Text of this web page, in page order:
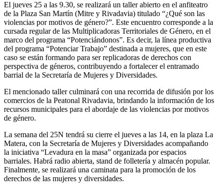
El jueves 25 a las 9.30, se realizará un taller abierto en el anfiteatro
de la Plaza San Martín (Mitre y Rivadavia) titulado “¿Qué son las
violencias por motivos de género?”. Este encuentro corresponde a la
cursada regular de las Multiplicadoras Territoriales de Género, en el
marco del programa “Potenciándonos”. Es decir, la línea productiva
del programa “Potenciar Trabajo” destinada a mujeres, que en este
caso se están formando para ser replicadoras de derechos con
perspectiva de géneros, contribuyendo a fortalecer el entramado
barrial de la Secretaría de Mujeres y Diversidades.
El mencionado taller culminará con una recorrida de difusión por los
comercios de la Peatonal Rivadavia, brindando la información de los
recursos municipales para el abordaje de las violencias por motivos
de género.
La semana del 25N tendrá su cierre el jueves a las 14, en la plaza La
Matera, con la Secretaría de Mujeres y Diversidades acompañando
la iniciativa “Levadura en la masa” organizada por espacios
barriales. Habrá radio abierta, stand de folletería y almacén popular.
Finalmente, se realizará una caminata para la promoción de los
derechos de las mujeres y diversidades.